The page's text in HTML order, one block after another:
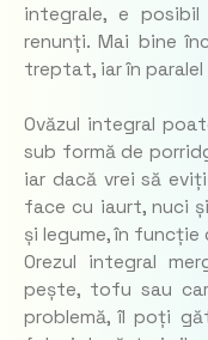
integrale, e
renunți. Mai bine
treptat, iar în
Ovăzul integral
sub formă de
iar dacă vrei să
face cu iaurt, nuci
și legume, în
Orezul integral
pește, tofu sau
problemă, îl poți